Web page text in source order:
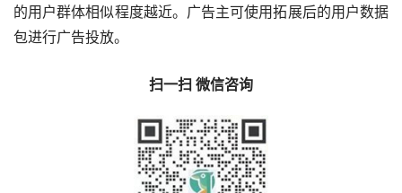
的用户群体相似程度越近。广告主可使用拓展后的用户数据
包进行广告投放。
扫一扫 微信咨询